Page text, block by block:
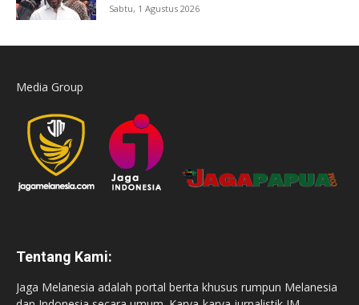
Sabtu, 1 Agustus 2026
Media Group
Tentang Kami:
Jaga Melanesia adalah portal berita khusus rumpun Melanesia